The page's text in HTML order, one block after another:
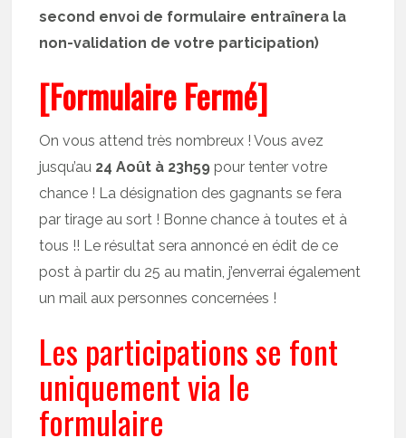
second envoi de formulaire entraînera la
non-validation de votre participation)
[Formulaire Fermé]
On vous attend très nombreux ! Vous avez
jusqu’au 24 Août à 23h59 pour tenter votre
chance ! La désignation des gagnants se fera
par tirage au sort ! Bonne chance à toutes et à
tous !! Le résultat sera annoncé en édit de ce
post à partir du 25 au matin, j’enverrai également
un mail aux personnes concernées !
Les participations se font
uniquement via le
formulaire